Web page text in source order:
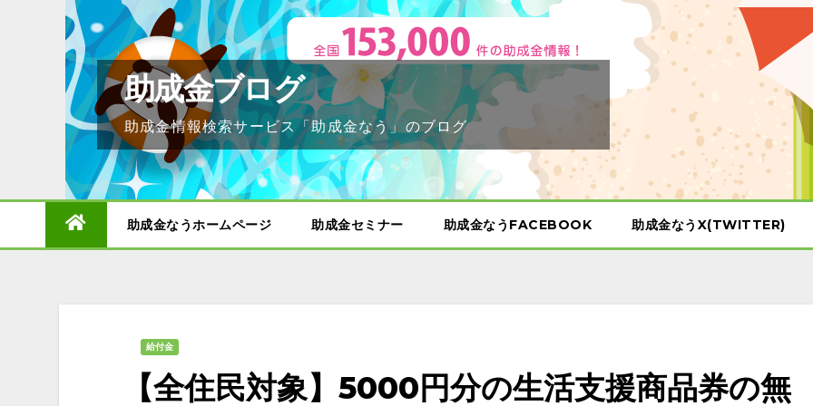
助成金ブログ
助成金情報検索サービス「助成金なう」のブログ
助成金なうホームページ 助成金セミナー 助成金なうFACEBOOK 助成金なうX(TWITTER)
給付金
【全住民対象】5000円分の生活支援商品券の無